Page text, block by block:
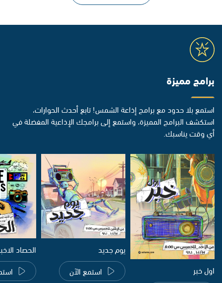
برامج مميزة
استمع بلا حدود مع برامج إذاعة الشمس! تابع أحدث الحوارات،
استكشف البرامج المميزة، واستمع إلى برامجك الإذاعية المفضلة في
أي وقت يناسبك.
اول خبر
يوم جديد
استمع الآن
الحصاد